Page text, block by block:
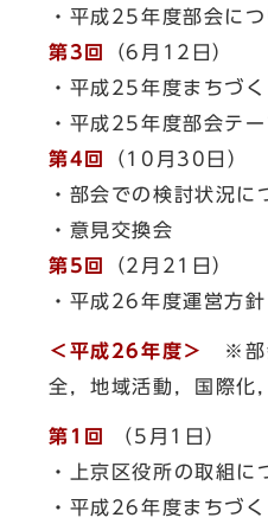
・平成25年度部会につ
第3回
（6月12日）
・平成25年度まちづ
・平成25年度部会テ
第4回
（10月30日）
・部会での検討状況に
・意見交換会
第5回
（2月21日）
・平成26年度運営方
＜平成26年度＞ ※部
全，地域活動，国際化
第1回
（5月1日）
・上京区役所の取組に
・平成26年度まちづ